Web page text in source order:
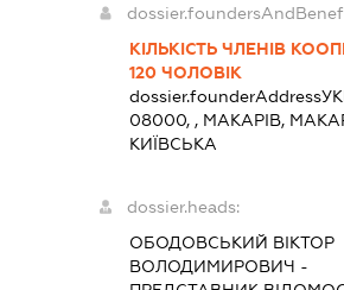
КІЛЬКІСТЬ ЧЛЕНІВ
120 ЧОЛОВІК
dossier.founderAddress
08000, , МАКАРІВ,
КИЇВСЬКА
dossier.heads:
ОБОДОВСЬКИЙ ВІКТОР
ВОЛОДИМИРОВИЧ -